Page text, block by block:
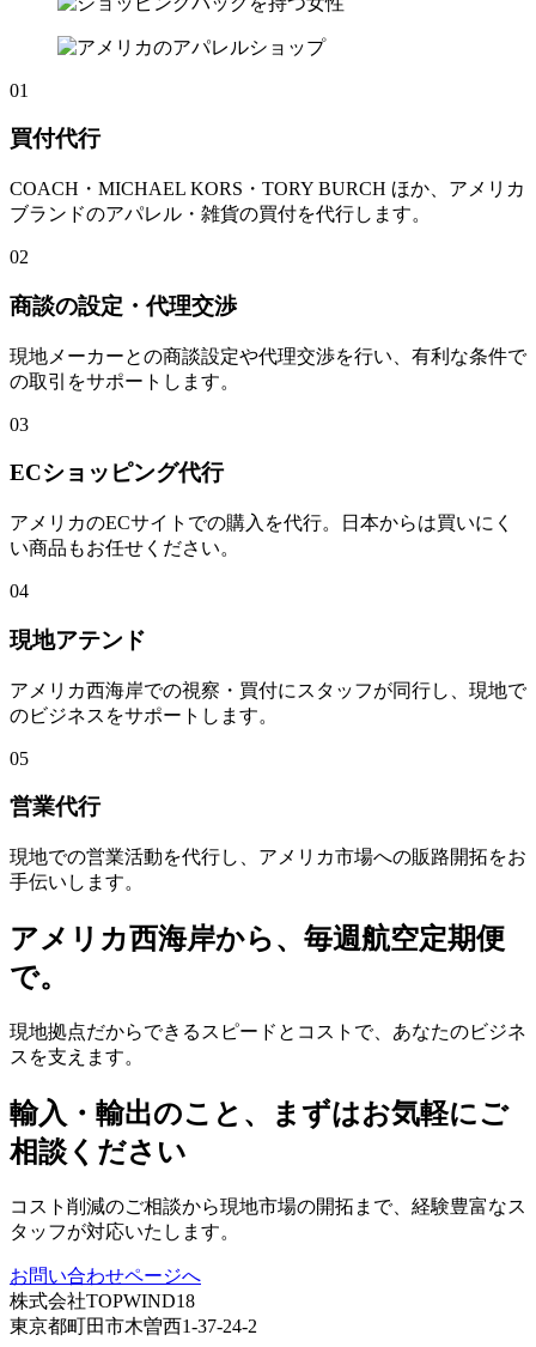
01
買付代行
COACH・MICHAEL KORS・TORY BURCH ほか、アメリカ
ブランドのアパレル・雑貨の買付を代行します。
02
商談の設定・代理交渉
現地メーカーとの商談設定や代理交渉を行い、有利な条件で
の取引をサポートします。
03
ECショッピング代行
アメリカのECサイトでの購入を代行。日本からは買いにく
い商品もお任せください。
04
現地アテンド
アメリカ西海岸での視察・買付にスタッフが同行し、現地で
のビジネスをサポートします。
05
営業代行
現地での営業活動を代行し、アメリカ市場への販路開拓をお
手伝いします。
アメリカ西海岸から、毎週航空定期便
で。
現地拠点だからできるスピードとコストで、あなたのビジネ
スを支えます。
輸入・輸出のこと、まずはお気軽にご
相談ください
コスト削減のご相談から現地市場の開拓まで、経験豊富なス
タッフが対応いたします。
お問い合わせページへ
株式会社TOPWIND18
東京都町田市木曽西1-37-24-2